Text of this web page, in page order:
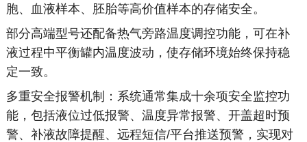
胞、血液样本、胚胎等高价值样本的存储安全。
部分高端型号还配备热气旁路温度调控功能，可在补
液过程中平衡罐内温度波动，使存储环境始终保持稳
定一致。
多重安全报警机制：系统通常集成十余项安全监控功
能，包括液位过低报警、温度异常报警、开盖超时预
警、补液故障提醒、远程短信/平台推送预警，实现对